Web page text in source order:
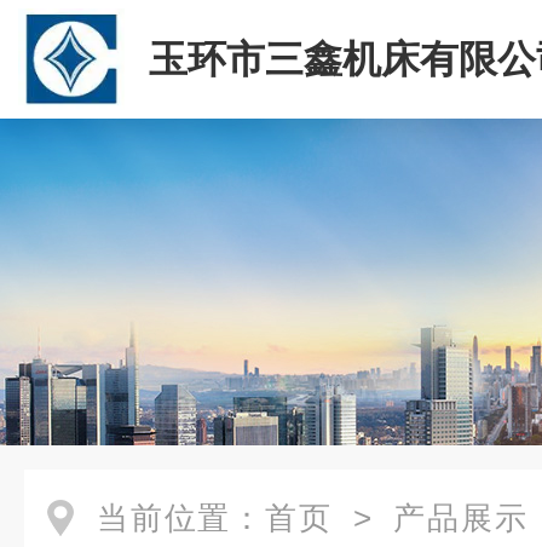
玉环市三鑫机床有限
当前位置： 首页 > 产品展示